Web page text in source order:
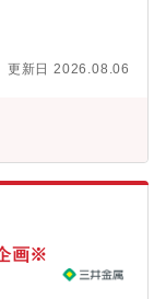
オンボーディン
200名体制を見据
設計・採用・オン
部パートナーとの
-新メンバーが早
プログラムの設
人事施策-資本政策
に推進するミッシ
フォワードとも連
づくり-メンバー
の運用および改
材開発、労務な
訟・トラブル対
法務【職場イメ
とを正確に把握
切にしていま
職場を目指して
うな声がありま
広く知ることが
ただけるとうれ
更新日 2026.08.06
画※